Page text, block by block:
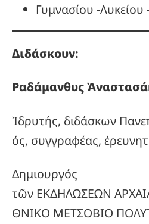
Γυμνασίου -
Διδάσκουν:
Ραδάμανθυς
Ἰδρυτής, διδάσκων
ός, συγγραφέας,
Δημιουργός
τῶν ΕΚΔΗΛΩΣΕΩΝ
ΘΝΙΚΟ ΜΕΤΣΟΒΙΟ